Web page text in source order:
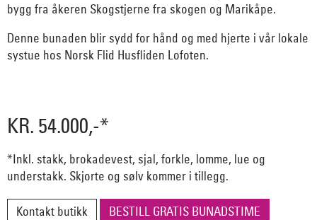
bygg fra åkeren Skogstjerne fra skogen og Marikåpe.
Denne bunaden blir sydd for hånd og med hjerte i vår lokale
systue hos Norsk Flid Husfliden Lofoten.
KR. 54.000,-*
*Inkl. stakk, brokadevest, sjal, forkle, lomme, lue og
understakk. Skjorte og sølv kommer i tillegg.
Kontakt butikk BESTILL GRATIS BUNADSTIME